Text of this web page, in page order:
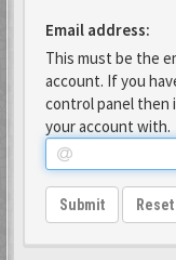
Email address:
This must be the
account. If you
control panel then
your account with.
Submit Reset